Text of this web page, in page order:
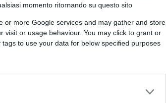
momento ritornando su questo sito
or more Google services and may gather and store
visit or usage behaviour. You may click to grant or
to use your data for below specified purposes
britannica e ha
Ministro degli
battuto il collega